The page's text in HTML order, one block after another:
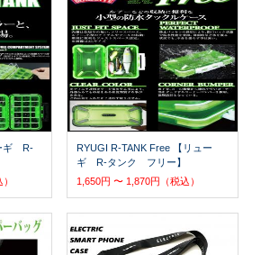
ギ R-
RYUGI R-TANK Free 【リュー
ギ R-タンク フリー】
1,650円 〜 1,870円（税込）